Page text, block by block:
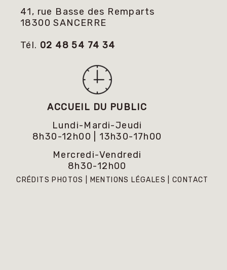
41, rue Basse des Remparts
18300 SANCERRE
Tél. 02 48 54 74 34
ACCUEIL DU PUBLIC
Lundi-Mardi-Jeudi
8h30-12h00 | 13h30-17h00
Mercredi-Vendredi
8h30-12h00
CRÉDITS PHOTOS MENTIONS LÉGALES CONTACT